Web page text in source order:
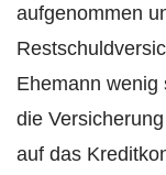
aufgenommen
Ehemann wenig
die
auf das